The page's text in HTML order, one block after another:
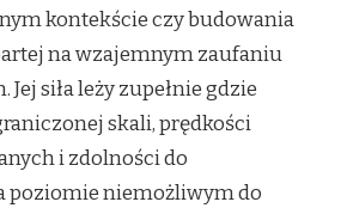
kontekście czy budowania
na wzajemnym zaufaniu
siła leży zupełnie gdzie
skali, prędkości
i zdolności do
poziomie niemożliwym do